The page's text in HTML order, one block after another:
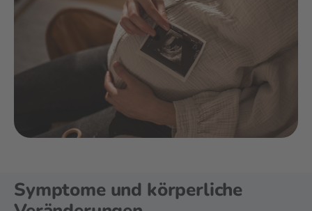
Symptome und körperliche